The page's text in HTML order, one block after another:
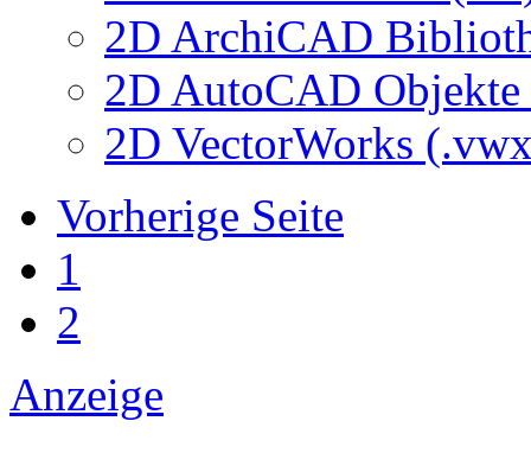
2D ArchiCAD
2D AutoCAD
2D VectorWorks
Vorherige Seite
1
2
Anzeige